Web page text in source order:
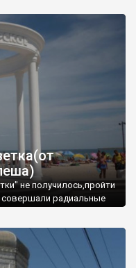
не получилось,пройти
радиальные